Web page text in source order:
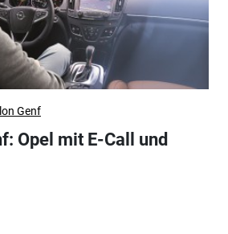
Genf
Opel mit E-Call und